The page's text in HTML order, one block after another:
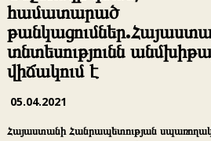
համատարած
տնտեսությունն
վիճակում է
05.04.2021
Հայաստանի Հանրապետության